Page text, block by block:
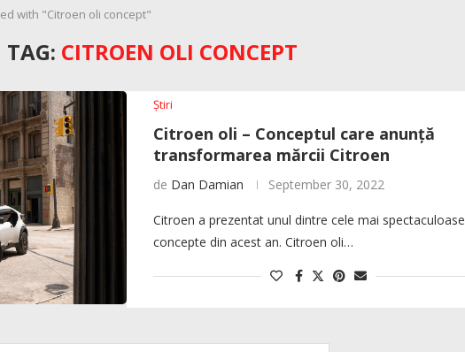
with "Citroen oli concept"
TAG: CITROEN OLI CONCEPT
Știri
Citroen oli – Conceptul care anunță
transformarea mărcii Citroen
de Dan Damian September 30, 2022
Citroen a prezentat unul dintre cele mai spectaculoase
concepte din acest an. Citroen oli…